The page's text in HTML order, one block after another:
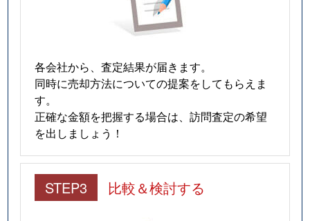
各会社から、査定結果が届きます。
同時に売却方法についての提案をしてもらえま
す。
正確な金額を把握する場合は、訪問査定の希望
を出しましょう！
STEP3 比較＆検討する